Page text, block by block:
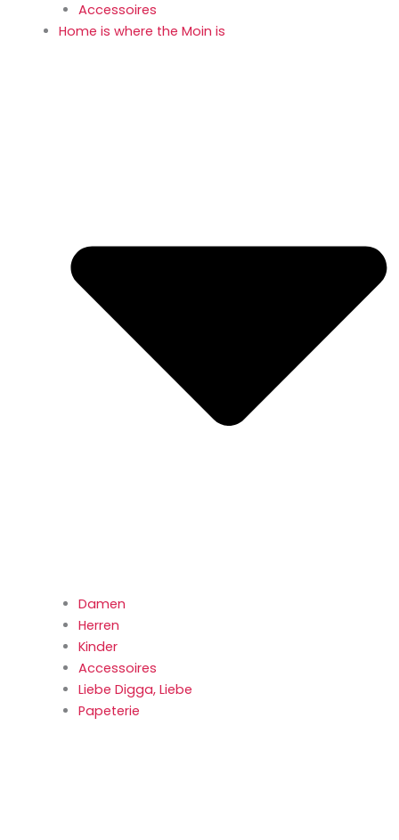
Accessoires
Home is where the Moin is
Damen
Herren
Kinder
Accessoires
Liebe Digga, Liebe
Papeterie